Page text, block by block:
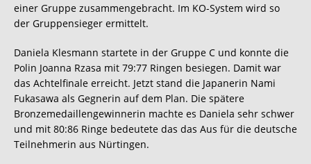
einer Gruppe zusammengebracht. Im KO-System wird so
der Gruppensieger ermittelt.
Daniela Klesmann startete in der Gruppe C und konnte die
Polin Joanna Rzasa mit 79:77 Ringen besiegen. Damit war
das Achtelfinale erreicht. Jetzt stand die Japanerin Nami
Fukasawa als Gegnerin auf dem Plan. Die spätere
Bronzemedaillengewinnerin machte es Daniela sehr schwer
und mit 80:86 Ringe bedeutete das das Aus für die deutsche
Teilnehmerin aus Nürtingen.